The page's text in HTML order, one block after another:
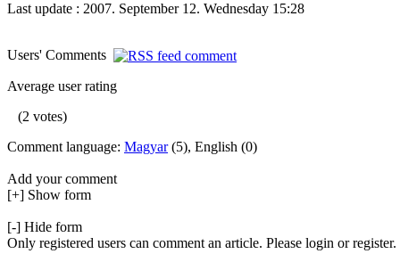
Last update : 2007. September 12. Wednesday 15:28
Users' Comments
Average user rating
(2 votes)
Comment language: Magyar(5), English (0)
Add your comment
[+] Show form
[-] Hide form
Only registered users can comment an article. Please login or register.